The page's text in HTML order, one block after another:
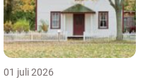
01 juli 2026